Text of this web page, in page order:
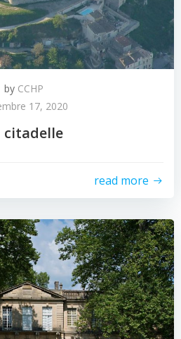
by CCHP
17, 2020
citadelle
read more